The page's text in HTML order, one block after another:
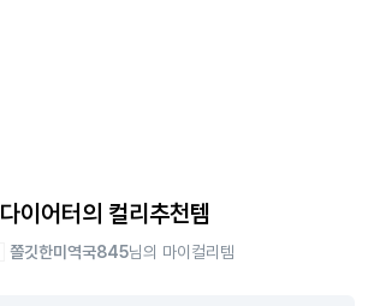
다이어터의 컬리추천템
쫄깃한미역국845님의 마이컬리템